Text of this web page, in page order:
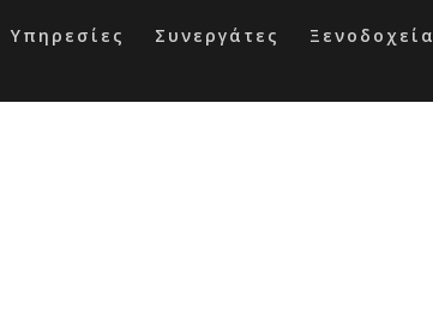
Υπηρεσίες Συνεργάτες Ξενοδοχεία